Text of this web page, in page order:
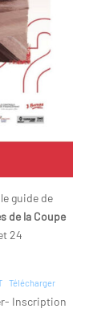
guide de
de la Coupe
24
Télécharger
Inscription